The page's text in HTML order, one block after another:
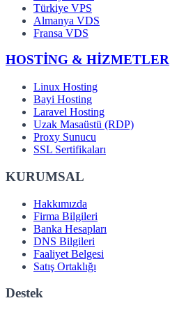
Türkiye VPS
Almanya VDS
Fransa VDS
HOSTİNG & HİZMETLER
Linux Hosting
Bayi Hosting
Laravel Hosting
Uzak Masaüstü (RDP)
Proxy Sunucu
SSL Sertifikaları
KURUMSAL
Hakkımızda
Firma Bilgileri
Banka Hesapları
DNS Bilgileri
Faaliyet Belgesi
Satış Ortaklığı
Destek